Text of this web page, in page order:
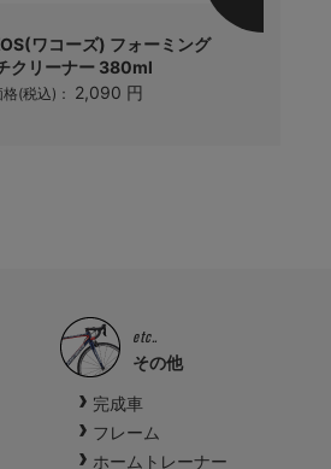
ワコーズ) フォーミング
クリーナー 380ml
(税込)： 2,090 円
etc..
その他
完成車
フレーム
ホームトレーナー